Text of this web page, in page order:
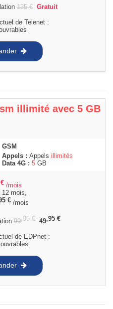
135€ Gratuit
de Telenet :
illimité avec 5 GB
GSM
Appels : Appels illimités
Data 4G : 5 GB
€ /mois
12 mois,
€/mois
99,95€ 49,95 €
de EDPnet :